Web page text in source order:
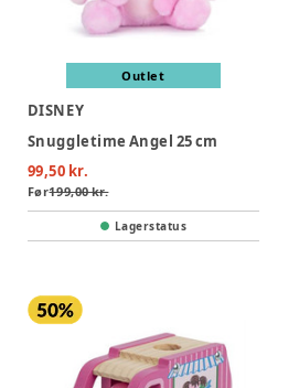
Outlet
DISNEY
Snuggletime Angel 25 cm
99,50 kr.
Før199,00 kr.
Lagerstatus